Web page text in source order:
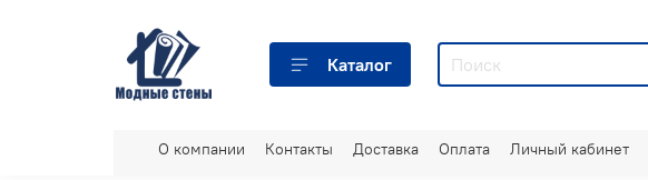
Каталог
О компании Контакты Доставка Оплата Личный кабинет